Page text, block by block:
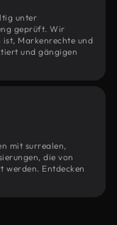
unter
geprüft. Wir
ist, Markenrechte und
und gängigen
mit surrealen,
die von
werden. Entdecken